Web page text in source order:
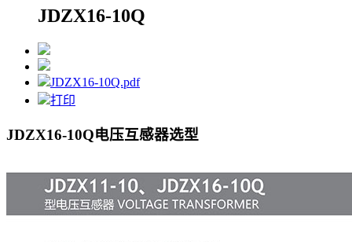
JDZX16-10Q
JDZX16-10Q.pdf
打印
JDZX16-10Q电压互感器选型